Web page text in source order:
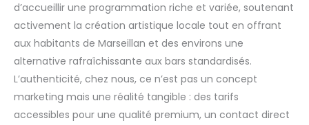
d’accueillir une programmation riche et variée, soutenant
activement la création artistique locale tout en offrant
aux habitants de Marseillan et des environs une
alternative rafraîchissante aux bars standardisés.
L’authenticité, chez nous, ce n’est pas un concept
marketing mais une réalité tangible : des tarifs
accessibles pour une qualité premium, un contact direct